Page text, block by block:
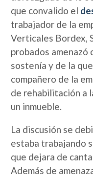
que convalido el
trabajador de la
Verticales Bordex,
probados amenazó
sostenía y de la
compañero de la
de rehabilitación a
un inmueble.
La discusión se
estaba trabajando
que dejara de
Además de